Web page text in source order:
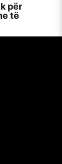
për
të